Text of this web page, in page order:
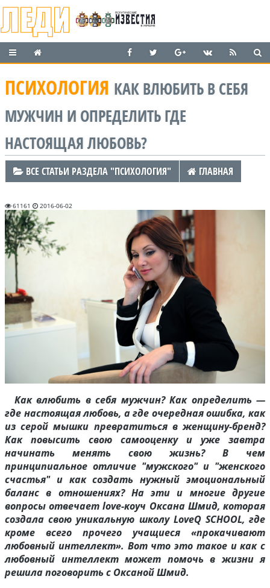
ПСИХОЛОГИЯ КАК ВЛЮБИТЬ В СЕБЯ
МУЖЧИН И ОПРЕДЕЛИТЬ ГДЕ
НАСТОЯЩАЯ ЛЮБОВЬ?
ВСЕ СТАТЬИ РАЗДЕЛА "ПСИХОЛОГИЯ" ГЛАВНАЯ
61161 2016-06-02
Как влюбить в себя мужчин? Как определить —
где настоящая любовь, а где очередная ошибка, как
из серой мышки превратиться в женщину-бренд?
Как повысить свою самооценку и уже завтра
начинать менять свою жизнь? В чем
принципиальное отличие "мужского" и "женского
счастья" и как создать нужный эмоциональный
баланс в отношениях? На эти и многие другие
вопросы отвечаетlove-коуч Оксана Шмид, которая
создала свою уникальную школу LoveQ SСHOOL, где
кроме всего прочего учащиеся «прокачивают
любовный интеллект». Вот что это такое и как с
любовный интеллект может помочь в жизни я
решила поговорить с Оксаной Шмид.